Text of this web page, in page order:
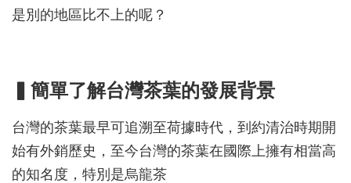
是別的地區比不上的呢？
▍簡單了解台灣茶葉的發展背景
台灣的茶葉最早可追溯至荷據時代，到約清治時期開
始有外銷歷史，至今台灣的茶葉在國際上擁有相當高
的知名度，特別是烏龍茶